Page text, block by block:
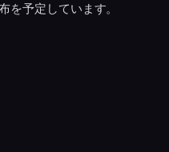
を予定しています。